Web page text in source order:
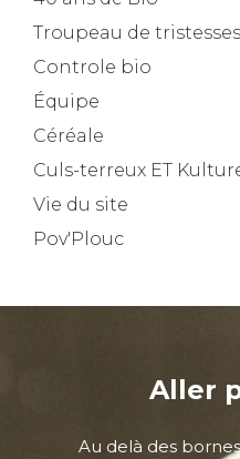
Troupeau de tristesses
Controle bio
Équipe
Céréale
Culs-terreux ET
Vie du site
Pov'Plouc
Aller
Au delà des